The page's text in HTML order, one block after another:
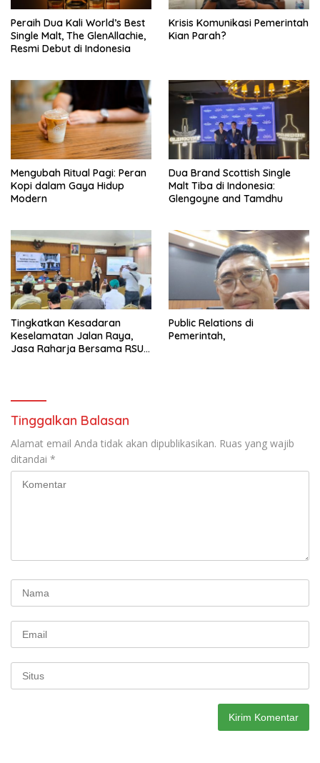
Peraih Dua Kali World’s Best
Single Malt, The GlenAllachie,
Resmi Debut di Indonesia
Krisis Komunikasi Pemerintah
Kian Parah?
Mengubah Ritual Pagi: Peran
Kopi dalam Gaya Hidup
Modern
Dua Brand Scottish Single
Malt Tiba di Indonesia:
Glengoyne and Tamdhu
Tingkatkan Kesadaran
Keselamatan Jalan Raya,
Jasa Raharja Bersama RSU
Public Relations di
Pemerintah,
Tinggalkan Balasan
Alamat email Anda tidak akan dipublikasikan. Ruas yang wajib
ditandai *